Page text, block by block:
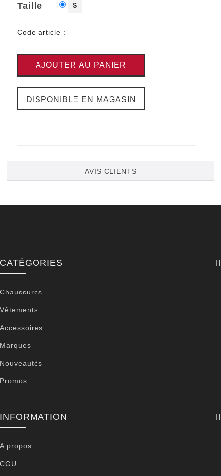
Taille S
Code article :
AJOUTER AU PANIER
DISPONIBLE EN MAGASIN
AVIS CLIENTS
CATÉGORIES
Chaussures
Vêtements
Accessoires
Marques
Nouveautés
Promos
INFORMATION
A propos
CGU